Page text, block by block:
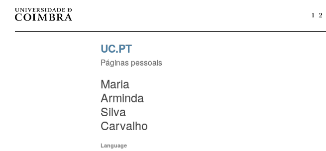
UC.PT
Páginas pessoais
Maria
Arminda
Silva
Carvalho
Language